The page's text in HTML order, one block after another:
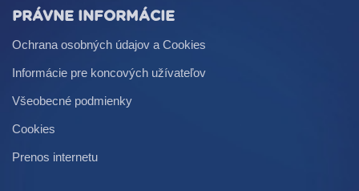
PRÁVNE INFORMÁCIE
Ochrana osobných údajov a Cookies
Informácie pre koncových užívateľov
Všeobecné podmienky
Cookies
Prenos internetu